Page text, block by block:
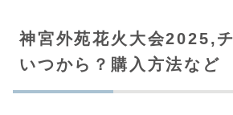
神宮外苑花火大会2025,
いつから？購入方法など